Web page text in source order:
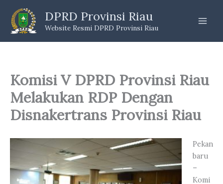
content
DPRD Provinsi Riau
Website Resmi DPRD Provinsi Riau
Komisi V DPRD Provinsi Riau
Melakukan RDP Dengan
Disnakertrans Provinsi Riau
Pekan
baru
–
Komi